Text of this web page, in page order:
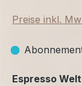
Preise inkl.
Espresso